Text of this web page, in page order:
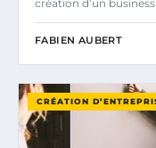
création d’un
FABIEN AUBERT
CRÉATION